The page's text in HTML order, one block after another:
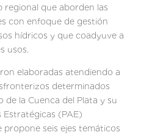
regional que aborden las
con enfoque de gestión
hídricos y que coadyuve a
usos.
elaboradas atendiendo a
determinados
de la Cuenca del Plata y su
(PAE)
propone seis ejes temáticos